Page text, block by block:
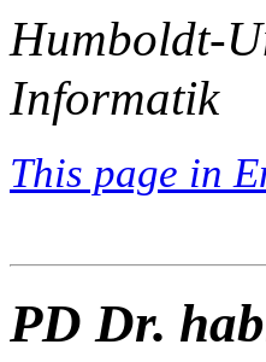
Humboldt-
Informatik
This page in
PD Dr.